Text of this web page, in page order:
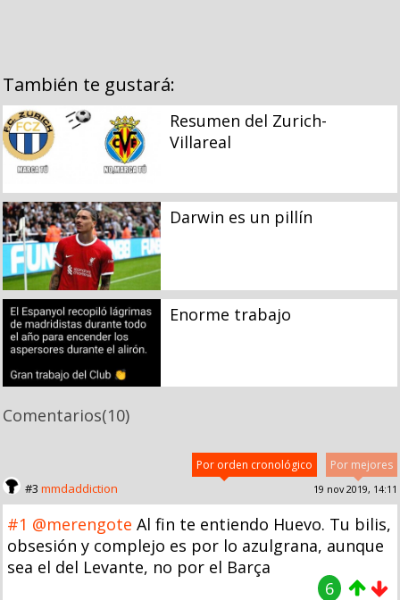
También te gustará:
Resumen del Zurich-
Villareal
Darwin es un pillín
Enorme trabajo
Comentarios(10)
Por mejores
Por orden cronológico
#3 mmdaddiction 19 nov 2019, 14:11
#1 @merengote Al fin te entiendo Huevo. Tu bilis,
obsesión y complejo es por lo azulgrana, aunque
sea el del Levante, no por el Barça
6